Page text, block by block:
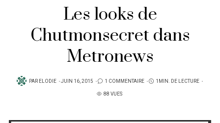
Les looks de
Chutmonsecret dans
Metronews
PAR ELODIE
PUBLIÉ
JUIN 16, 2015 1 COMMENTAIRE
1MIN. DE LECTURE
88 VUES